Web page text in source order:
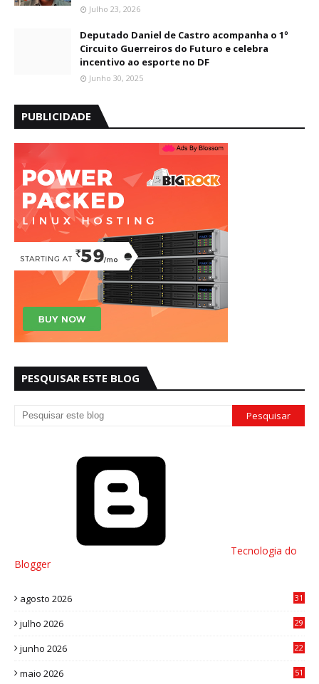
Julho 23, 2026
Deputado Daniel de Castro acompanha o 1º
Circuito Guerreiros do Futuro e celebra
incentivo ao esporte no DF
Junho 30, 2025
PUBLICIDADE
PESQUISAR ESTE BLOG
Tecnologia do
Blogger
agosto 2026 31
julho 2026
29
junho 2026
22
maio 2026
51